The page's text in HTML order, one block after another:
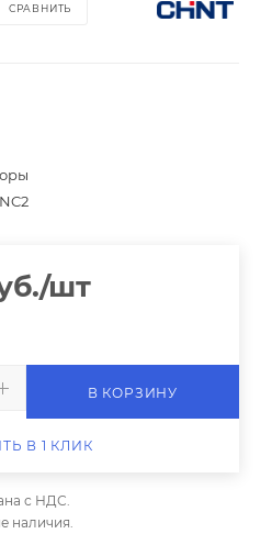
СРАВНИТЬ
NC2
/шт
В КОРЗИНУ
В 1 КЛИК
с НДС.
наличия.